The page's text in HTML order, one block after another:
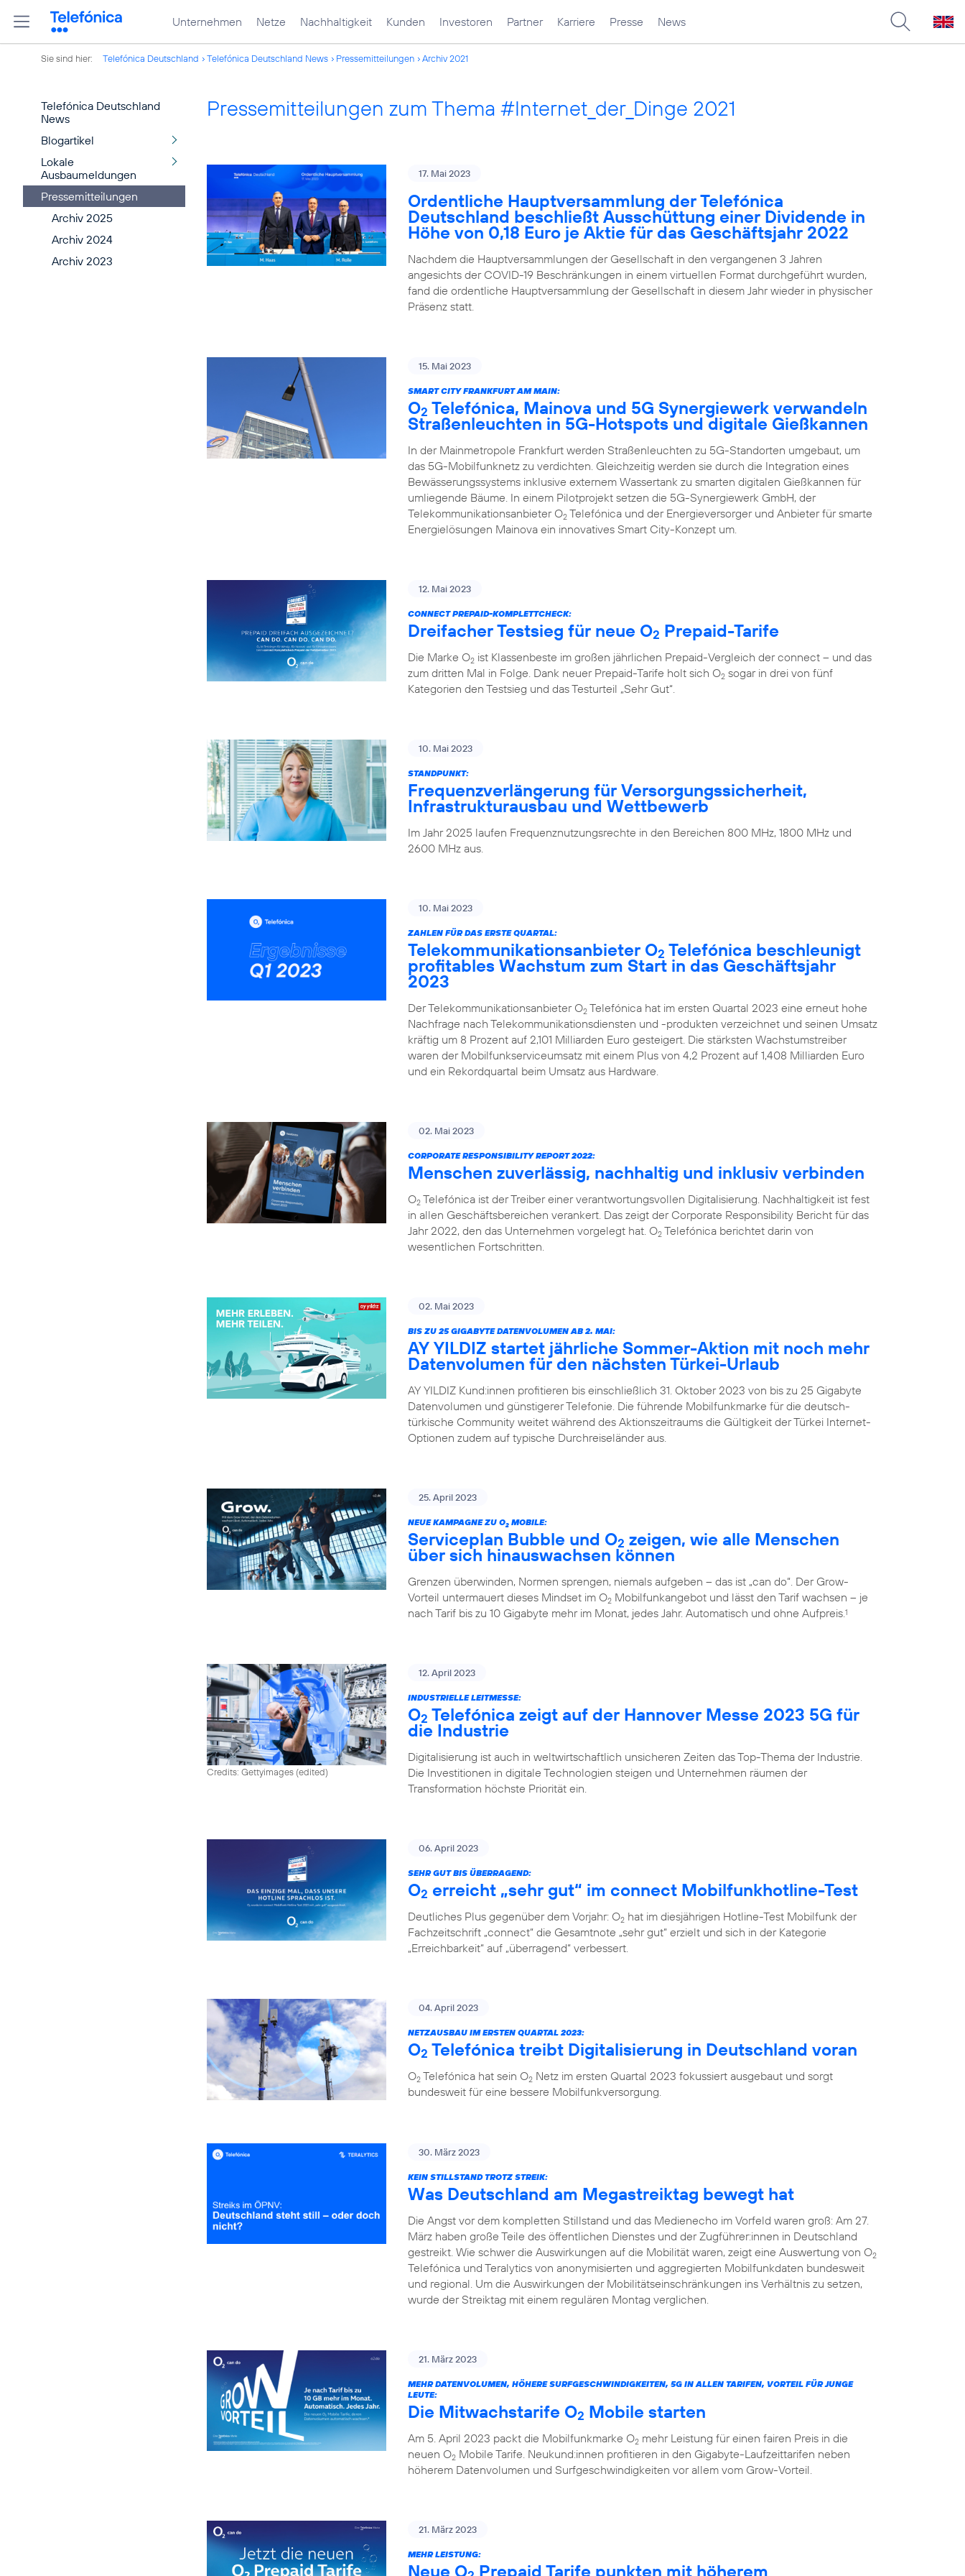
Unternehmen Netze Nachhaltigkeit Kunden Investoren Partner Karriere Presse News
Sie sind hier: Telefónica Deutschland Telefónica Deutschland News Pressemitteilungen Archiv 2021
Telefónica Deutschland
News
Blogartikel
Lokale
Ausbaumeldungen
Pressemitteilungen
Archiv 2025
Archiv 2024
Archiv 2023
Pressemitteilungen zum Thema #Internet_der_Dinge 2021
17. Mai 2023
Ordentliche Hauptversammlung der Telefónica
Deutschland beschließt Ausschüttung einer Dividende in
Höhe von 0,18 Euro je Aktie für das Geschäftsjahr 2022
Nachdem die Hauptversammlungen der Gesellschaft in den vergangenen 3 Jahren
angesichts der COVID-19 Beschränkungen in einem virtuellen Format durchgeführt wurden,
fand die ordentliche Hauptversammlung der Gesellschaft in diesem Jahr wieder in physischer
Präsenz statt.
15. Mai 2023
SMART CITY FRANKFURT AM MAIN:
O2 Telefónica, Mainova und 5G Synergiewerk verwandeln
Straßenleuchten in 5G-Hotspots und digitale Gießkannen
In der Mainmetropole Frankfurt werden Straßenleuchten zu 5G-Standorten umgebaut, um
das 5G-Mobilfunknetz zu verdichten. Gleichzeitig werden sie durch die Integration eines
Bewässerungssystems inklusive externem Wassertank zu smarten digitalen Gießkannen für
umliegende Bäume. In einem Pilotprojekt setzen die 5G-Synergiewerk GmbH, der
Telekommunikationsanbieter O2 Telefónica und der Energieversorger und Anbieter für smarte
Energielösungen Mainova ein innovatives Smart City-Konzept um.
12. Mai 2023
CONNECT PREPAID-KOMPLETTCHECK:
Dreifacher Testsieg für neue O2 Prepaid-Tarife
Die Marke O2 ist Klassenbeste im großen jährlichen Prepaid-Vergleich der connect – und das
zum dritten Mal in Folge. Dank neuer Prepaid-Tarife holt sich O2 sogar in drei von fünf
Kategorien den Testsieg und das Testurteil „Sehr Gut“.
10. Mai 2023
STANDPUNKT:
Frequenzverlängerung für Versorgungssicherheit,
Infrastrukturausbau und Wettbewerb
Im Jahr 2025 laufen Frequenznutzungsrechte in den Bereichen 800 MHz, 1800 MHz und
2600 MHz aus.
10. Mai 2023
ZAHLEN FÜR DAS ERSTE QUARTAL:
Telekommunikationsanbieter O2 Telefónica beschleunigt
profitables Wachstum zum Start in das Geschäftsjahr
2023
Der Telekommunikationsanbieter O2 Telefónica hat im ersten Quartal 2023 eine erneut hohe
Nachfrage nach Telekommunikationsdiensten und -produkten verzeichnet und seinen Umsatz
kräftig um 8 Prozent auf 2,101 Milliarden Euro gesteigert. Die stärksten Wachstumstreiber
waren der Mobilfunkserviceumsatz mit einem Plus von 4,2 Prozent auf 1,408 Milliarden Euro
und ein Rekordquartal beim Umsatz aus Hardware.
02. Mai 2023
CORPORATE RESPONSIBILITY REPORT 2022:
Menschen zuverlässig, nachhaltig und inklusiv verbinden
O2 Telefónica ist der Treiber einer verantwortungsvollen Digitalisierung. Nachhaltigkeit ist fest
in allen Geschäftsbereichen verankert. Das zeigt der Corporate Responsibility Bericht für das
Jahr 2022, den das Unternehmen vorgelegt hat. O2 Telefónica berichtet darin von
wesentlichen Fortschritten.
02. Mai 2023
BIS ZU 25 GIGABYTE DATENVOLUMEN AB 2. MAI:
AY YILDIZ startet jährliche Sommer-Aktion mit noch mehr
Datenvolumen für den nächsten Türkei-Urlaub
AY YILDIZ Kund:innen profitieren bis einschließlich 31. Oktober 2023 von bis zu 25 Gigabyte
Datenvolumen und günstigerer Telefonie. Die führende Mobilfunkmarke für die deutsch-
türkische Community weitet während des Aktionszeitraums die Gültigkeit der Türkei Internet-
Optionen zudem auf typische Durchreiseländer aus.
25. April 2023
NEUE KAMPAGNE ZU O2 MOBILE:
Serviceplan Bubble und O2 zeigen, wie alle Menschen
über sich hinauswachsen können
Grenzen überwinden, Normen sprengen, niemals aufgeben – das ist „can do“. Der Grow-
Vorteil untermauert dieses Mindset im O2 Mobilfunkangebot und lässt den Tarif wachsen – je
nach Tarif bis zu 10 Gigabyte mehr im Monat, jedes Jahr. Automatisch und ohne Aufpreis.1
Credits: Gettyimages (edited)
12. April 2023
INDUSTRIELLE LEITMESSE:
O2 Telefónica zeigt auf der Hannover Messe 2023 5G für
die Industrie
Digitalisierung ist auch in weltwirtschaftlich unsicheren Zeiten das Top-Thema der Industrie.
Die Investitionen in digitale Technologien steigen und Unternehmen räumen der
Transformation höchste Priorität ein.
06. April 2023
SEHR GUT BIS ÜBERRAGEND:
O2 erreicht „sehr gut“ im connect Mobilfunkhotline-Test
Deutliches Plus gegenüber dem Vorjahr: O2 hat im diesjährigen Hotline-Test Mobilfunk der
Fachzeitschrift „connect“ die Gesamtnote „sehr gut“ erzielt und sich in der Kategorie
„Erreichbarkeit“ auf „überragend“ verbessert.
04. April 2023
NETZAUSBAU IM ERSTEN QUARTAL 2023:
O2 Telefónica treibt Digitalisierung in Deutschland voran
O2 Telefónica hat sein O2 Netz im ersten Quartal 2023 fokussiert ausgebaut und sorgt
bundesweit für eine bessere Mobilfunkversorgung.
30. März 2023
KEIN STILLSTAND TROTZ STREIK:
Was Deutschland am Megastreiktag bewegt hat
Die Angst vor dem kompletten Stillstand und das Medienecho im Vorfeld waren groß: Am 27.
März haben große Teile des öffentlichen Dienstes und der Zugführer:innen in Deutschland
gestreikt. Wie schwer die Auswirkungen auf die Mobilität waren, zeigt eine Auswertung von O2
Telefónica und Teralytics von anonymisierten und aggregierten Mobilfunkdaten bundesweit
und regional. Um die Auswirkungen der Mobilitätseinschränkungen ins Verhältnis zu setzen,
wurde der Streiktag mit einem regulären Montag verglichen.
21. März 2023
MEHR DATENVOLUMEN, HÖHERE SURFGESCHWINDIGKEITEN, 5G IN ALLEN TARIFEN, VORTEIL FÜR JUNGE
LEUTE:
Die Mitwachstarife O2 Mobile starten
Am 5. April 2023 packt die Mobilfunkmarke O2 mehr Leistung für einen fairen Preis in die
neuen O2 Mobile Tarife. Neukund:innen profitieren in den Gigabyte-Laufzeittarifen neben
höherem Datenvolumen und Surfgeschwindigkeiten vor allem vom Grow-Vorteil.
21. März 2023
MEHR LEISTUNG:
Neue O Prepaid Tarife punkten mit höherem